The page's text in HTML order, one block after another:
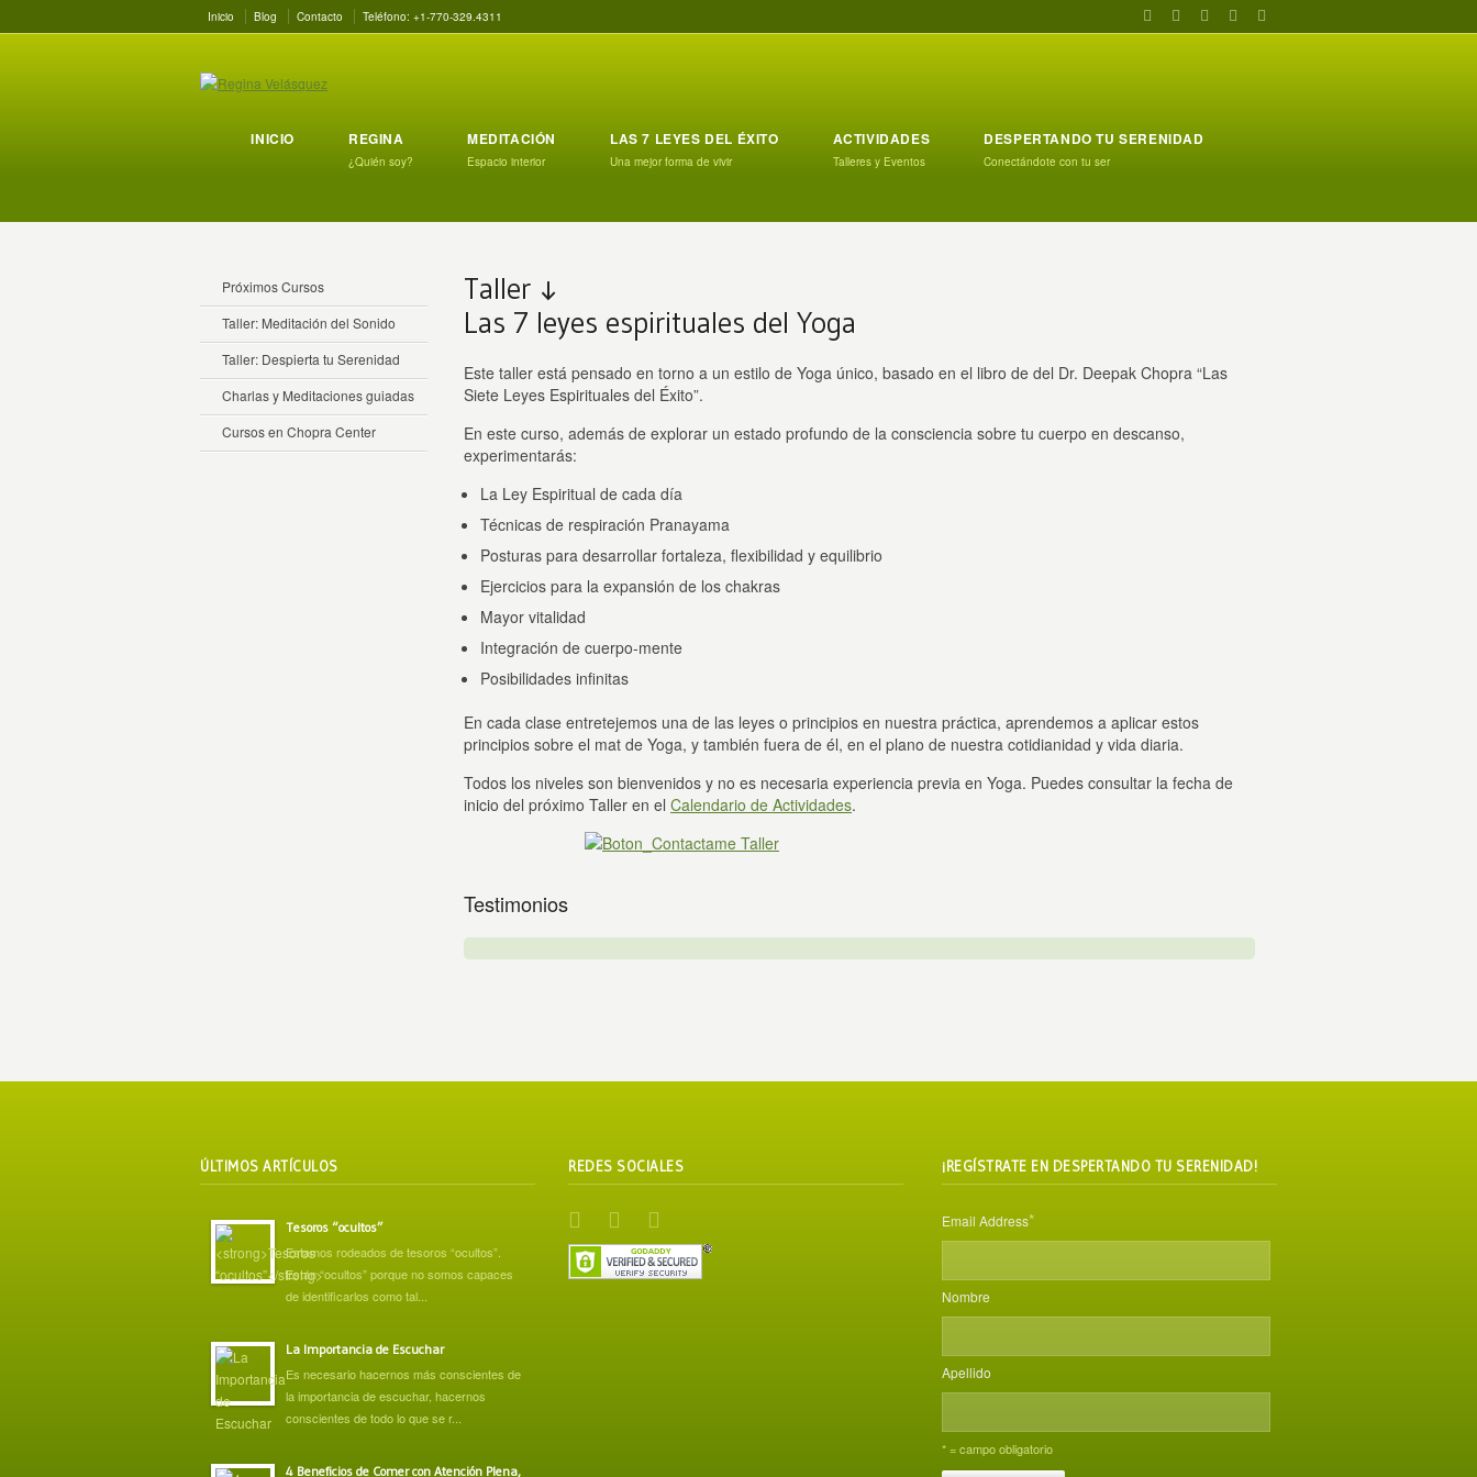
Inicio Blog Contacto Teléfono: +1-770-329.4311
INICIO REGINA
¿Quién soy?
MEDITACIÓN
Espacio interior
LAS 7 LEYES DEL ÉXITO
Una mejor forma de vivir
ACTIVIDADES
Talleres y Eventos
DESPERTANDO TU SERENIDAD
Conectándote con tu ser
Próximos Cursos
Taller: Meditación del Sonido
Taller: Despierta tu Serenidad
Charlas y Meditaciones guiadas
Cursos en Chopra Center
Taller ↓
Las 7 leyes espirituales del Yoga
Este taller está pensado en torno a un estilo de Yoga único, basado en el libro de del Dr. Deepak Chopra “Las
Siete Leyes Espirituales del Éxito”.
En este curso, además de explorar un estado profundo de la consciencia sobre tu cuerpo en descanso,
experimentarás:
La Ley Espiritual de cada día
Técnicas de respiración Pranayama
Posturas para desarrollar fortaleza, flexibilidad y equilibrio
Ejercicios para la expansión de los chakras
Mayor vitalidad
Integración de cuerpo-mente
Posibilidades infinitas
En cada clase entretejemos una de las leyes o principios en nuestra práctica, aprendemos a aplicar estos
principios sobre el mat de Yoga, y también fuera de él, en el plano de nuestra cotidianidad y vida diaria.
Todos los niveles son bienvenidos y no es necesaria experiencia previa en Yoga. Puedes consultar la fecha de
inicio del próximo Taller en el Calendario de Actividades.
Testimonios
ÚLTIMOS ARTÍCULOS
Tesoros “ocultos”
Estamos rodeados de tesoros “ocultos”.
Están “ocultos” porque no somos capaces
de identificarlos como tal...
La Importancia de Escuchar
Es necesario hacernos más conscientes de
la importancia de escuchar, hacernos
conscientes de todo lo que se r...
4 Beneficios de Comer con Atención Plena,
REDES SOCIALES ¡REGÍSTRATE EN DESPERTANDO TU SERENIDAD!
Email Address*
Nombre
Apellido
* = campo obligatorio